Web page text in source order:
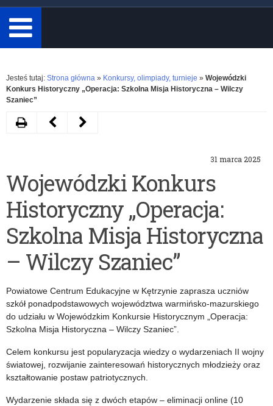
minimum
3
znaki.
Rozwiń
Jesteś tutaj: Strona główna » Konkursy, olimpiady, turnieje » Wojewódzki
Konkurs Historyczny „Operacja: Szkolna Misja Historyczna – Wilczy
Szaniec”
31 marca 2025
Wojewódzki Konkurs
Historyczny „Operacja:
Szkolna Misja Historyczna
– Wilczy Szaniec”
Powiatowe Centrum Edukacyjne w Kętrzynie zaprasza uczniów
szkół ponadpodstawowych województwa warmińsko-mazurskiego
do udziału w Wojewódzkim Konkursie Historycznym „Operacja:
Szkolna Misja Historyczna – Wilczy Szaniec”.
Celem konkursu jest popularyzacja wiedzy o wydarzeniach II wojny
światowej, rozwijanie zainteresowań historycznych młodzieży oraz
kształtowanie postaw patriotycznych.
Wydarzenie składa się z dwóch etapów – eliminacji online (10
DrukujNastępny
historyczno-
plastycznym
„Kartka
do
weterana
II
wojny
światowej”
Poprzedni
Konkurs
Biograficzny